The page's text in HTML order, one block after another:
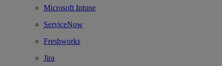
Microsoft Intune
ServiceNow
Freshworks
Jira